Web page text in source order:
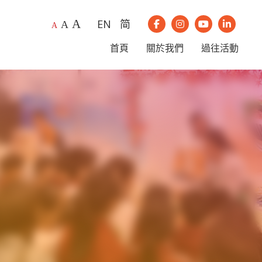
A A A EN 简 我們的Facebook
我們的Instagram
我們的我們的
首頁 關於我們 過往活動